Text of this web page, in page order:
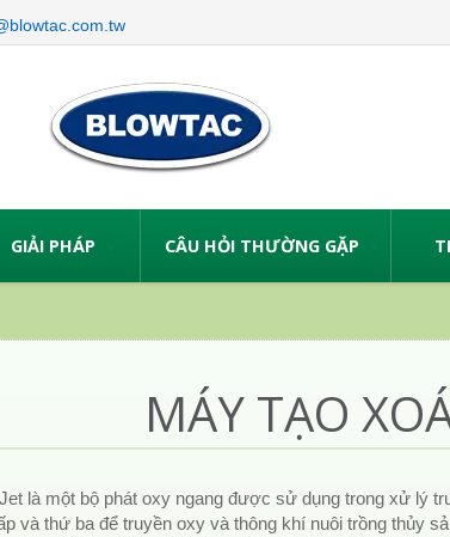
GIẢI PHÁP CÂU HỎI THƯỜNG GẶP
MÁY TẠO
là một bộ phát oxy ngang được sử dụng trong xử lý
và thứ ba để truyền oxy và thông khí nuôi trồng thủy